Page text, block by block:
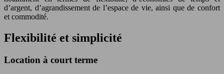
d’argent, d’agrandissement de l’espace de vie, ainsi que de confort
et commodité.
Flexibilité et simplicité
Location à court terme